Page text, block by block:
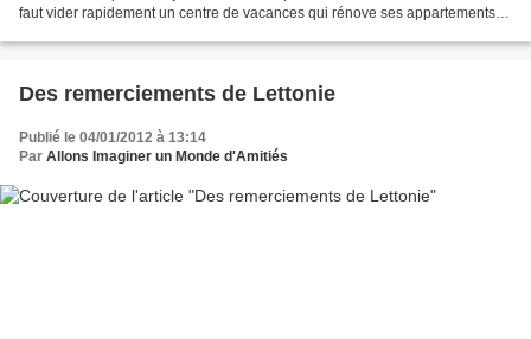
faut vider rapidement un centre de vacances qui rénove ses appartements.
Des remerciements de Lettonie
Publié le 04/01/2012 à 13:14
Par Allons Imaginer un Monde d'Amitiés